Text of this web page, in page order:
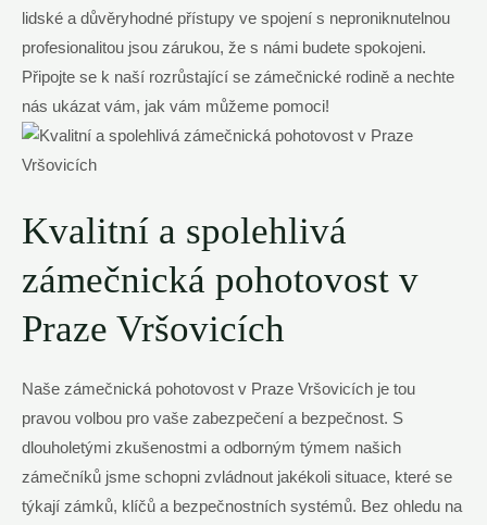
lidské a důvěryhodné přístupy ve spojení s neproniknutelnou⁣
profesionalitou jsou zárukou, že s námi budete ​spokojeni.
Připojte se ⁤k naší rozrůstající ‌se zámečnické rodině‍ a nechte⁤
nás‍ ukázat vám, jak⁣ vám můžeme pomoci!
Kvalitní a spolehlivá
zámečnická pohotovost​ v
Praze⁢ Vršovicích
Naše zámečnická⁤ pohotovost v Praze Vršovicích​ je tou ​
pravou volbou pro ​vaše zabezpečení a bezpečnost. S
dlouholetými‌ zkušenostmi a odborným týmem ‍našich
zámečníků jsme schopni zvládnout jakékoli situace, které ⁢se
týkají zámků, ⁢klíčů a bezpečnostních ⁣systémů. Bez⁢ ohledu na